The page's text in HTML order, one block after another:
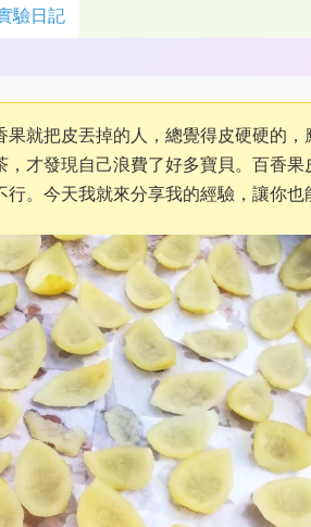
驗日記
就把皮丟掉的人，總覺得皮硬硬的，
才發現自己浪費了好多寶貝。百香
。今天我就來分享我的經驗，讓你也